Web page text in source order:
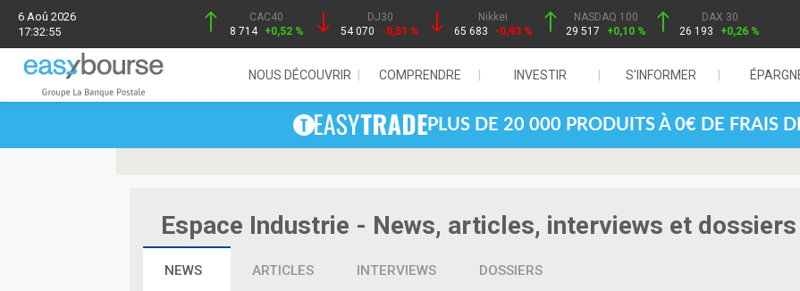
6 Aoû 2026
17:32:55
CAC40
8 714 +0,52 %
DJ30
54 070
-0,51 %
Nikkei
65 683
-0,93 %
NASDAQ 100
29 517
+0,10 %
DAX 30
26 193
+0,26 %
NOUS DÉCOUVRIR COMPRENDRE INVESTIR S'INFORMER
PLUS DE 20 000 PRODUITS À 0€ DE FRAIS
Espace Industrie - News, articles, interviews et dossiers
NEWS ARTICLES INTERVIEWS DOSSIERS